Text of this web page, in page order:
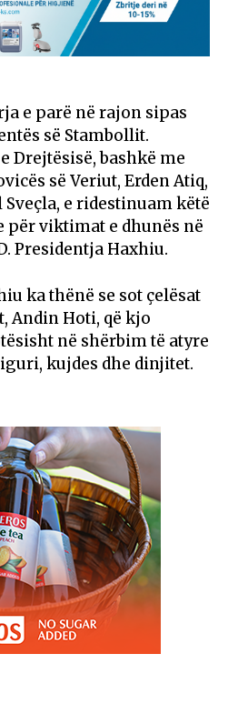
e parë në rajon sipas
së Stambollit.
Drejtësisë, bashkë me
së Veriut, Erden Atiq,
e ridestinuam këtë
për viktimat e dhunës në
Presidentja Haxhiu.
ka thënë se sot çelësat
Andin Hoti, që kjo
në shërbim të atyre
kujdes dhe dinjitet.